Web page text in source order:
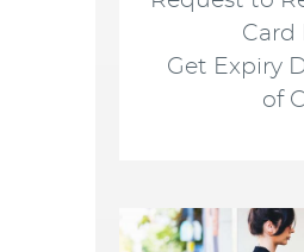
Card
Get Expiry
of